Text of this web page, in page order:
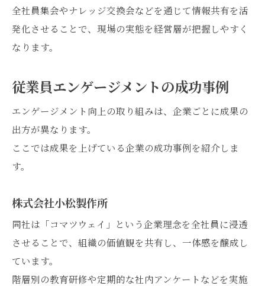
全社員集会やナレッジ交換会などを通じて情報共有を活
発化させることで、現場の実態を経営層が把握しやすく
なります。
従業員エンゲージメントの成功事例
エンゲージメント向上の取り組みは、企業ごとに成果の
出方が異なります。
ここでは成果を上げている企業の成功事例を紹介しま
す。
株式会社小松製作所
同社は「コマツウェイ」という企業理念を全社員に浸透
させることで、組織の価値観を共有し、一体感を醸成し
ています。
階層別の教育研修や定期的な社内アンケートなどを実施